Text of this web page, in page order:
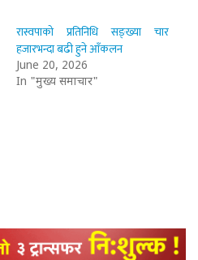
रास्वपाको प्रतिनिधि सङ्ख्या चार
हजारभन्दा बढी हुने आँकलन
June 20, 2026
In "मुख्य समाचार"